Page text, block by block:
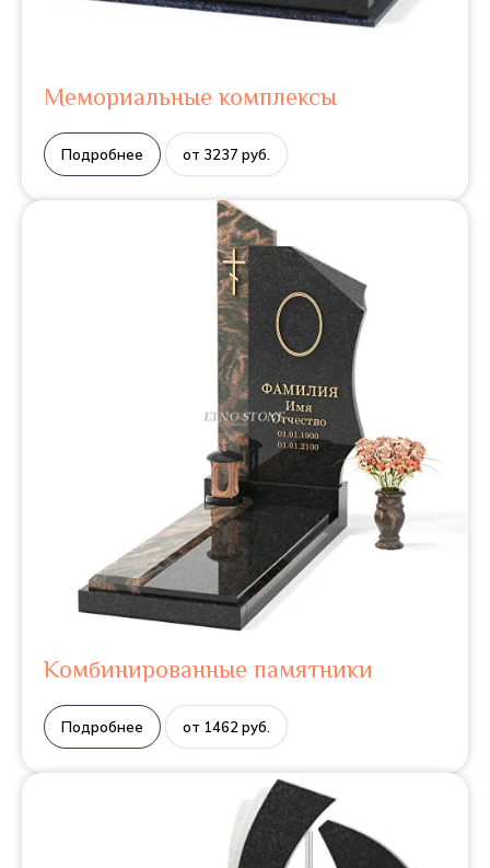
Мемориальные комплексы
Подробнее от 3237 руб.
Комбинированные памятники
Подробнее от 1462 руб.